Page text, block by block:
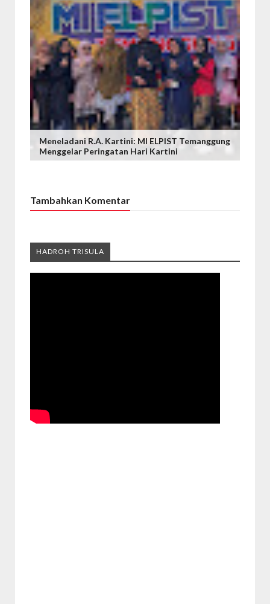
Meneladani R.A. Kartini: MI ELPIST Temanggung
Menggelar Peringatan Hari Kartini
Tambahkan Komentar
HADROH TRISULA